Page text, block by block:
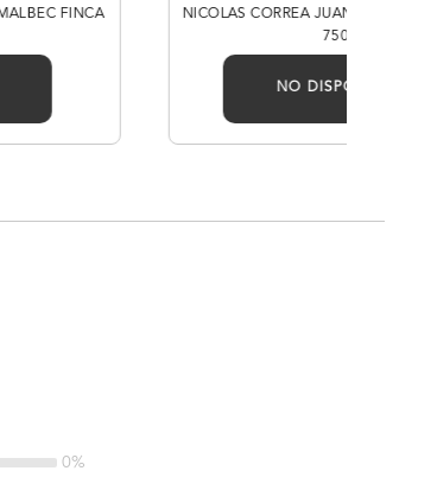
FINCA
NICOLAS CORREA JUAN DE DIOS
750ML
NO DISPONIBLE
0%